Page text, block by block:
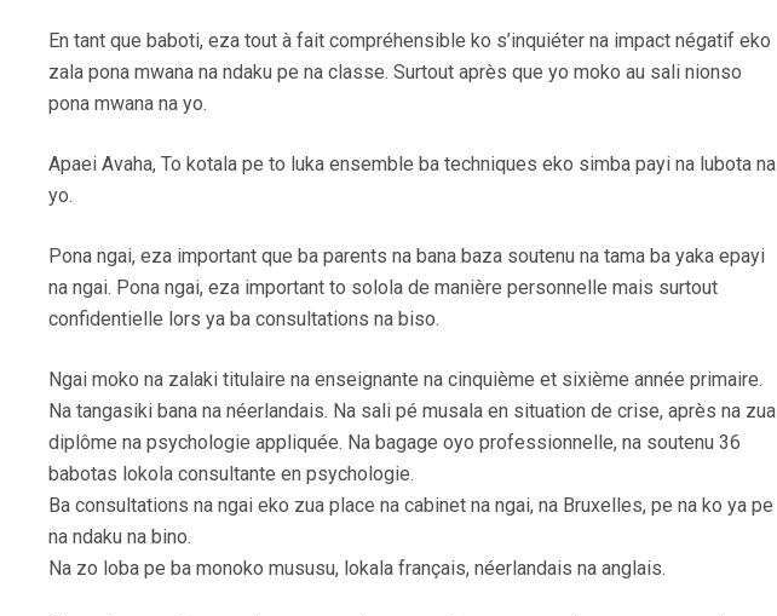
En tant que baboti, eza tout à fait compréhensible ko s’inquiéter na impact négatif eko
zala pona mwana na ndaku pe na classe. Surtout après que yo moko au sali nionso
pona mwana na yo.
Apaei Avaha, To kotala pe to luka ensemble ba techniques eko simba payi na lubota na
yo.
Pona ngai, eza important que ba parents na bana baza soutenu na tama ba yaka epayi
na ngai. Pona ngai, eza important to solola de manière personnelle mais surtout
confidentielle lors ya ba consultations na biso.
Ngai moko na zalaki titulaire na enseignante na cinquième et sixième année primaire.
Na tangasiki bana na néerlandais. Na sali pé musala en situation de crise, après na zua
diplôme na psychologie appliquée. Na bagage oyo professionnelle, na soutenu 36
babotas lokola consultante en psychologie.
Ba consultations na ngai eko zua place na cabinet na ngai, na Bruxelles, pe na ko ya pe
na ndaku na bino.
Na zo loba pe ba monoko mususu, lokala français, néerlandais na anglais.